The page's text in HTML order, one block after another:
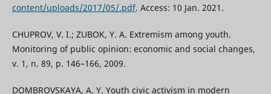
content/uploads/2017/05/.pdf. Access: 10 Jan. 2021.
CHUPROV, V. I.; ZUBOK, Y. A. Extremism among youth.
Monitoring of public opinion: economic and social changes,
v. 1, n. 89, p. 146–166, 2009.
DOMBROVSKAYA, A. Y. Youth civic activism in modern